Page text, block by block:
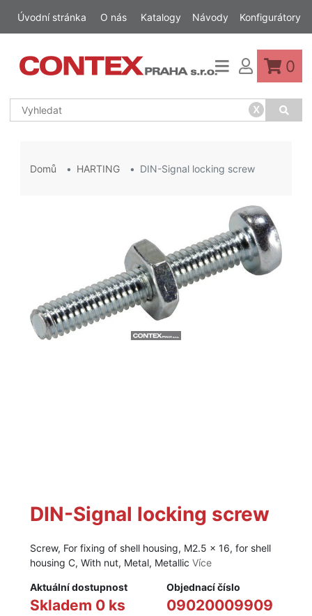
Úvodní stránka O nás Katalogy Návody Konfigurátory
x
0
Domů HARTING DIN-Signal locking screw
DIN-Signal locking screw
Screw, For fixing of shell housing, M2.5 x 16, for shell
housing C, With nut, Metal, Metallic Více
Aktuální dostupnost
Skladem 0 ks
Objednací číslo
09020009909